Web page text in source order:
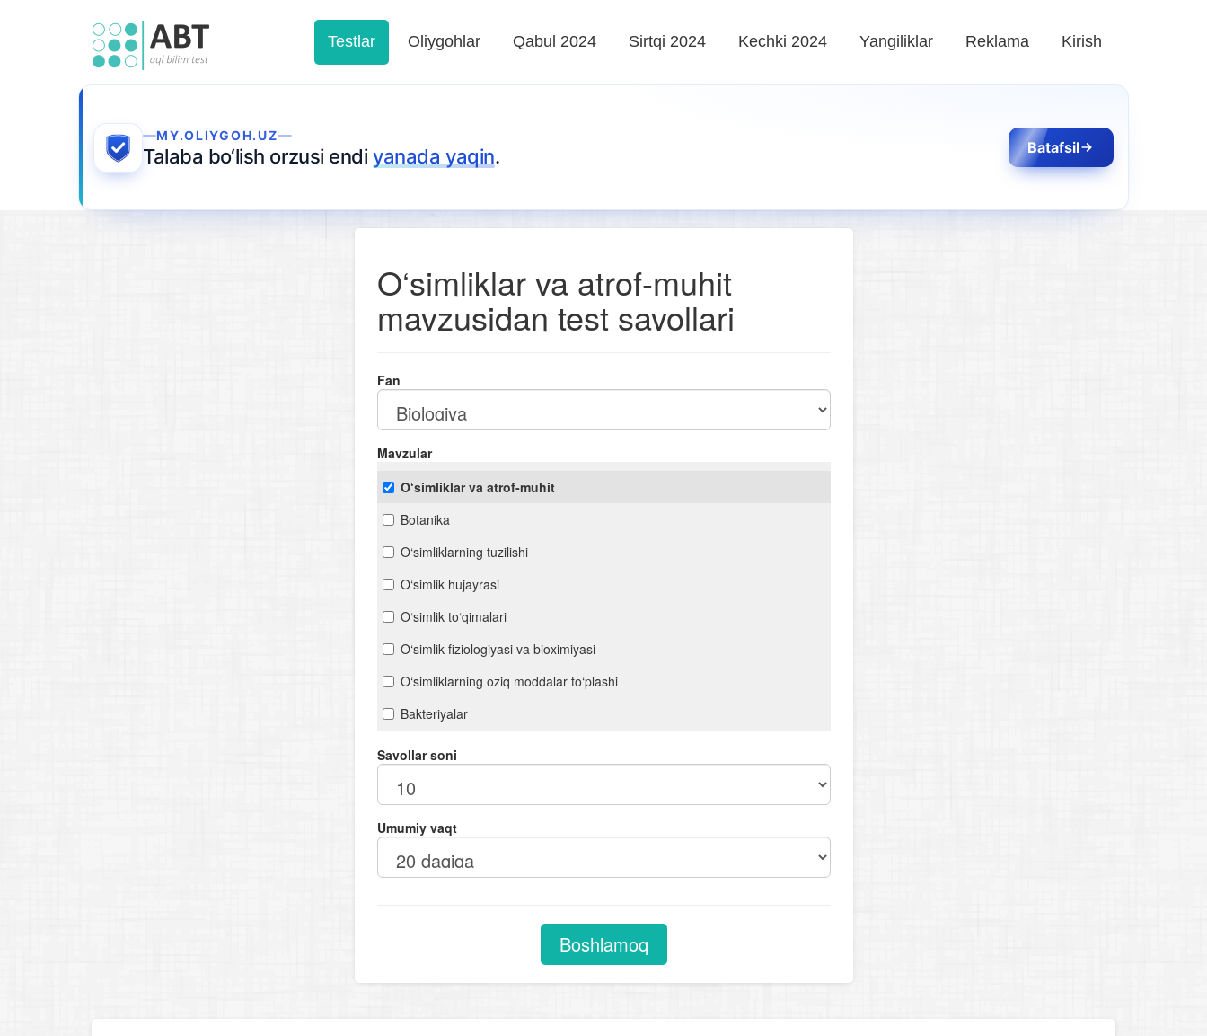
Testlar Oliygohlar Qabul 2024 Sirtqi 2024 Kechki 2024 Yangiliklar Reklama Kirish
MY.OLIYGOH.UZ
Talaba bo‘lish orzusi endiyanada yaqin. Batafsil
O‘simliklar va atrof-muhit
mavzusidan test savollari
Fan
Mavzular
O‘simliklar va atrof-muhit
Botanika
O‘simliklarning tuzilishi
O‘simlik hujayrasi
O‘simlik to‘qimalari
O‘simlik fiziologiyasi va bioximiyasi
O‘simliklarning oziq moddalar to‘plashi
Bakteriyalar
Viruslar
O‘simliklarning ko‘payishi
O‘simliklarning kelib chiqish markazlari
Qishloq xo‘jalik o‘simliklari
O‘zbekiston o‘simlik boyligi
Savollar soni
Umumiy vaqt
Boshlamoq